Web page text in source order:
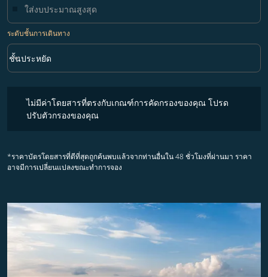
ระดับชั้นการเดินทาง
ระดับชั้นการเดินทาง option ชั้นประหยัด Selected
ชั้นประหยัด
keyboard_arrow_down
ไม่มีค่าโดยสารที่ตรงกับเกณฑ์การคัดกรองของคุณ โปรด
ปรับตัวกรองของคุณ
*ราคาบัตรโดยสารที่ดีที่สุดถูกค้นพบแล้วจากท่านอื่นใน 48 ชั่วโมงที่ผ่านมา ราคา
อาจมีการเปลี่ยนแปลงขณะทำการจอง